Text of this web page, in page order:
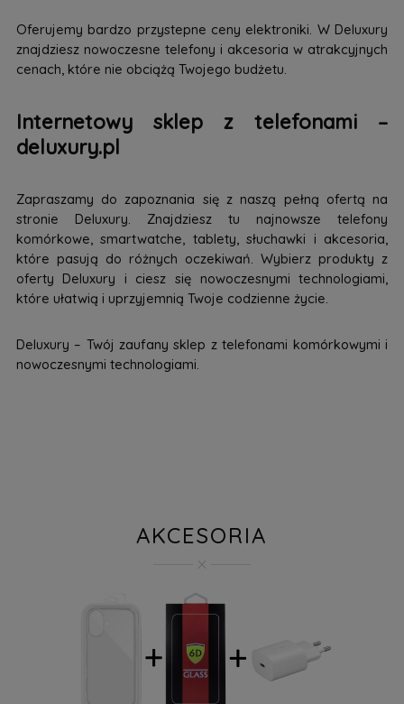
Oferujemy bardzo przystepne ceny elektroniki. W Deluxury
znajdziesz nowoczesne telefony i akcesoria w atrakcyjnych
cenach, które nie obciążą Twojego budżetu.
Internetowy sklep z telefonami –
deluxury.pl
Zapraszamy do zapoznania się z naszą pełną ofertą na
stronie Deluxury. Znajdziesz tu najnowsze telefony
komórkowe, smartwatche, tablety, słuchawki i akcesoria,
które pasują do różnych oczekiwań. Wybierz produkty z
oferty Deluxury i ciesz się nowoczesnymi technologiami,
które ułatwią i uprzyjemnią Twoje codzienne życie.
Deluxury – Twój zaufany sklep z telefonami komórkowymi i
nowoczesnymi technologiami.
AKCESORIA